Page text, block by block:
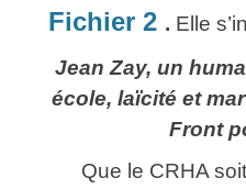
Fichier 2 . Elle
Jean Zay, un
école, laïcité et
Front
Que le CRHA